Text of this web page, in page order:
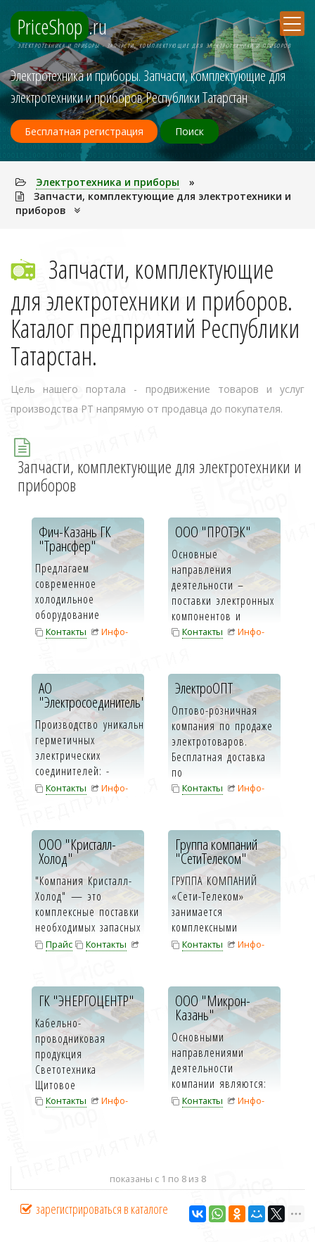
PriceShop .ru
ЭЛЕКТPОТЕХНИКА И ПPИБОPЫ - ЗАПЧАСТИ, КОМПЛЕКТУЮЩИЕ ДЛЯ ЭЛЕКТРОТЕХНИКИ И ПРИБОРОВ
Электpотехника и пpибоpы. Запчасти, комплектующие для
электротехники и приборов Республики Татарстан
Бесплатная регистрация Поиск
Электpотехника и пpибоpы
»
Запчасти, комплектующие для электротехники и
приборов
Запчасти, комплектующие
для электротехники и приборов.
Каталог предприятий Республики
Татарстан.
Цель нашего портала - продвижение товаров и услуг
производства РТ напрямую от продавца до покупателя.
Запчасти, комплектующие для электротехники и
приборов
Фич-Казань ГК
"Трансфер"
Предлагаем
современное
холодильное
оборудование
итальянской компании
Контакты
Инфо-
ООО "ПРОТЭК"
Основные
направления
деятельности –
поставки электронных
компонентов и
компьютерных
Контакты
Инфо-
АО
"Электросоединитель"
Производство уникальных
герметичных
электрических
соединителей: -
Цилиндрические
Контакты
Инфо-
ЭлектроОПТ
Оптово-розничная
компания по продаже
электротоваров.
Бесплатная доставка
по
Татарстану. Выгодны...
Контакты
Инфо-
ООО "Кристалл-
Холод"
"Компания Кристалл-
Холод" — это
комплекcные поставки
необходимых запасных
часте...
Прайс
Контакты
Группа компаний
"СетиТелеком"
ГРУППА КОМПАНИЙ
«Сети-Телеком»
занимается
комплексными
поставками
Контакты
Инфо-
ГК "ЭНЕРГОЦЕНТР"
Кабельно-
проводниковая
продукция
Светотехника
Щитовое
низковольтное
Контакты
Инфо-
ООО "Микрон-
Казань"
Основными
направлениями
деятельности
компании являются:
поставка счетчиков
Контакты
Инфо-
показаны с 1 по 8 из 8
зарегистрироваться в каталоге